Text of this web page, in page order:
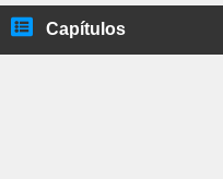
Capítulos